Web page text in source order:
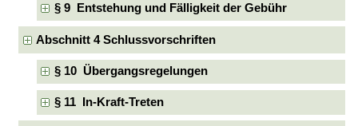
§ 9 Entstehung und Fälligkeit der Gebühr
Abschnitt 4 Schlussvorschriften
§ 10 Übergangsregelungen
§ 11 In-Kraft-Treten